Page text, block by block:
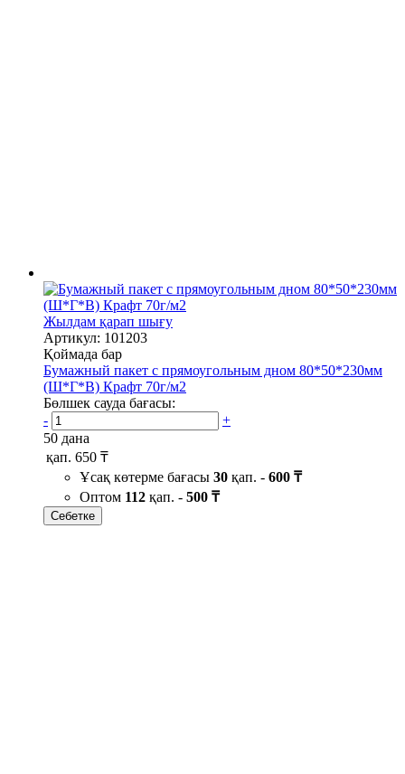
Жылдам қарап шығу
Артикул: 101203
Қоймада бар
Бумажный пакет с прямоугольным дном 80*50*230мм
(Ш*Г*В) Крафт 70г/м2
Бөлшек сауда бағасы:
-
+
50 дана
қап. 650 ₸
Ұсақ көтерме бағасы 30 қап. - 600 ₸
Оптом 112 қап. - 500 ₸
Себетке